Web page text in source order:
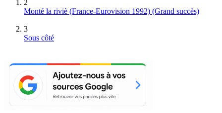
2
Monté la riviè (France-Eurovision 1992) (Grand succès)
3
Sous côté